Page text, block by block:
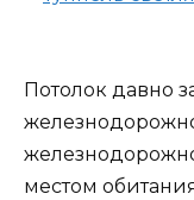
Потолок давно
местом